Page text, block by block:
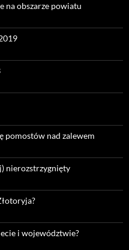
na obszarze powiatu
pomostów nad zalewem
nierozstrzygnięty
i województwie?